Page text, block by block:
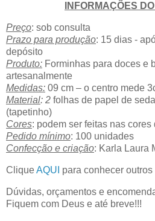
INFORMAÇÕES
Preço: sob consulta
Prazo para produção: 15 dias -
depósito
Produto: Forminhas para doces e
artesanalmente
Medidas: 09 cm – o centro mede
Material: 2 folhas de papel de
(tapetinho)
Cores: podem ser feitas nas cores
Pedido mínimo: 100 unidades
Confecção e criação: Karla Laura
CliqueAQUI para conhecer
Dúvidas, orçamentos e
Fiquem com Deus e até breve!!!